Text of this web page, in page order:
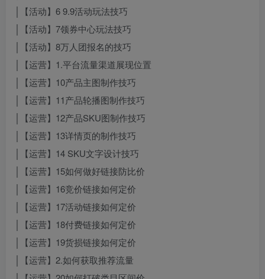
│【活动】6 9.9活动玩法技巧
│【活动】7领券中心玩法技巧
│【活动】8万人团报名的技巧
│【运营】1.平台流量渠道展现位置
│【运营】10产品主图制作技巧
│【运营】11产品轮播图制作技巧
│【运营】12产品SKU图制作技巧
│【运营】13详情页的制作技巧
│【运营】14 SKU文字设计技巧
│【运营】15如何做好链接防比价
│【运营】16竞价链接如何定价
│【运营】17活动链接如何定价
│【运营】18付费链接如何定价
│【运营】19货损链接如何定价
│【运营】2.如何获取推荐流量